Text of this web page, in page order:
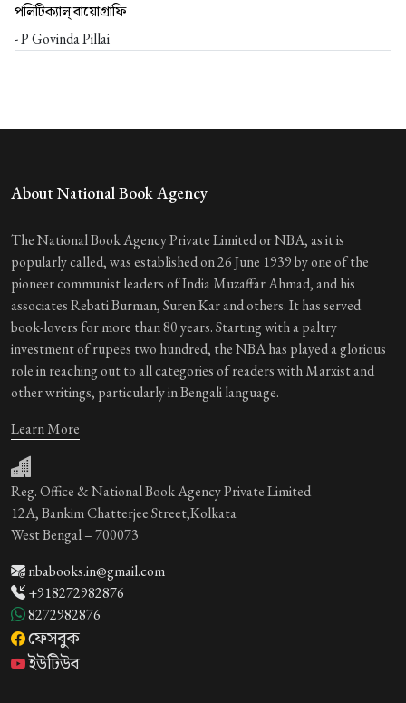
পলিটিক্যাল্ বায়োগ্রাফি
- P Govinda Pillai
About National Book Agency
The National Book Agency Private Limited or NBA, as it is
popularly called, was established on 26 June 1939 by one of the
pioneer communist leaders of India Muzaffar Ahmad, and his
associates Rebati Burman, Suren Kar and others. It has served
book-lovers for more than 80 years. Starting with a paltry
investment of rupees two hundred, the NBA has played a glorious
role in reaching out to all categories of readers with Marxist and
other writings, particularly in Bengali language.
Learn More
Reg. Office & National Book Agency Private Limited
12A, Bankim Chatterjee Street,Kolkata
West Bengal – 700073
nbabooks.in@gmail.com
+918272982876
8272982876
ফেসবুক
ইউটিউব